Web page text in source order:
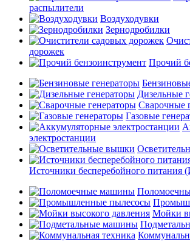
распылители
Воздуходувки
Зернодробилки
дорожек
Прочий
Дизельные
Сварочные
Газовые
электростанции
Источники бесперебойного питания
Мойки